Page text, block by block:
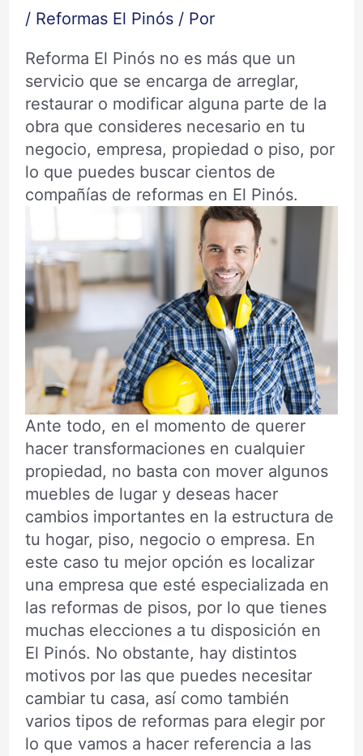
/ Reformas El Pinós/ Por
Reforma El Pinós no es más que un
servicio que se encarga de arreglar,
restaurar o modificar alguna parte de la
obra que consideres necesario en tu
negocio, empresa, propiedad o piso, por
lo que puedes buscar cientos de
compañías de reformas en El Pinós.
Ante todo, en el momento de querer
hacer transformaciones en cualquier
propiedad, no basta con mover algunos
muebles de lugar y deseas hacer
cambios importantes en la estructura de
tu hogar, piso, negocio o empresa. En
este caso tu mejor opción es localizar
una empresa que esté especializada en
las reformas de pisos, por lo que tienes
muchas elecciones a tu disposición en
El Pinós. No obstante, hay distintos
motivos por las que puedes necesitar
cambiar tu casa, así como también
varios tipos de reformas para elegir por
lo que vamos a hacer referencia a las